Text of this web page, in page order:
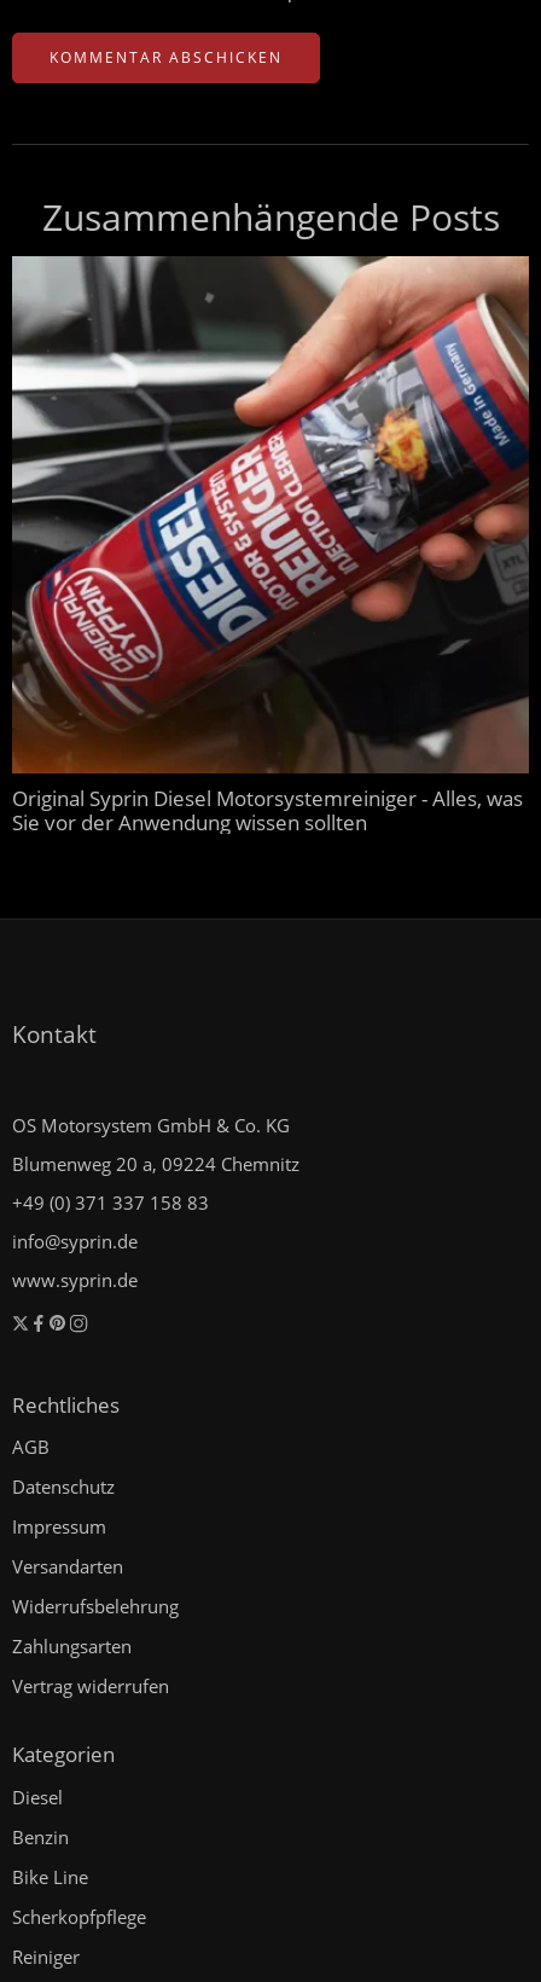
Zusammenhängende Posts
Original Syprin Diesel Motorsystemreiniger - Alles, was
Sie vor der Anwendung wissen sollten
Kontakt
OS Motorsystem GmbH & Co. KG
Blumenweg 20 a, 09224 Chemnitz
+49 (0) 371 337 158 83
info@syprin.de
www.syprin.de
Rechtliches
AGB
Datenschutz
Impressum
Versandarten
Widerrufsbelehrung
Zahlungsarten
Vertrag widerrufen
Kategorien
Diesel
Benzin
Bike Line
Scherkopfpflege
Reiniger